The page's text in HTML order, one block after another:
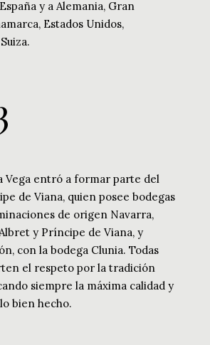
y a Alemania, Gran
Estados Unidos,
Vega entró a formar parte del
de Viana, quien posee bodegas
de origen Navarra,
y Príncipe de Viana, y
con la bodega Clunia. Todas
el respeto por la tradición
siempre la máxima calidad y
bien hecho.